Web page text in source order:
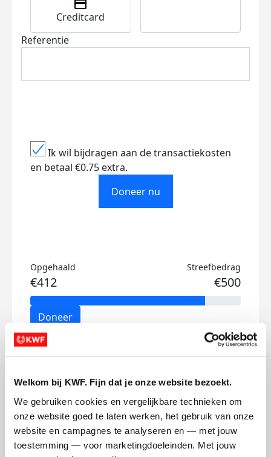
Welkom bij KWF. Fijn dat je onze website bezoekt.
We gebruiken cookies en vergelijkbare technieken om
onze website goed te laten werken, het gebruik van onze
website en campagnes te analyseren en — met jouw
toestemming — voor marketingdoeleinden. Met jouw
Creditcard
Referentie
Ik wil bijdragen aan de transactiekosten
en betaal €0.75 extra.
Doneer nu
Opgehaald
€412
Streefbedrag
€500
Doneer
Sanne's badges